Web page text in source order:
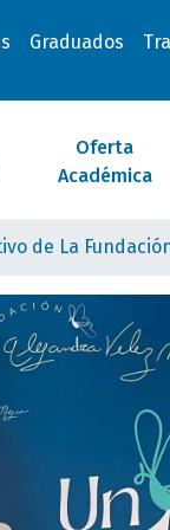
Graduados
Oferta
Académica
de La